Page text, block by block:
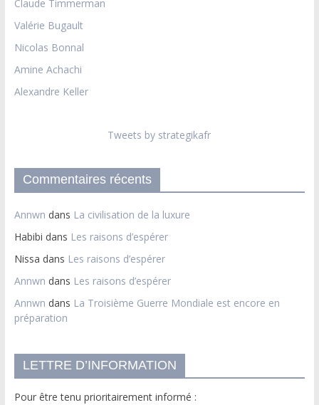
Claude Timmerman
Valérie Bugault
Nicolas Bonnal
Amine Achachi
Alexandre Keller
Tweets by strategikafr
Commentaires récents
Annwn dans La civilisation de la luxure
Habibi dans Les raisons d’espérer
Nissa dans Les raisons d’espérer
Annwn dans Les raisons d’espérer
Annwn dans La Troisième Guerre Mondiale est encore en
préparation
LETTRE D’INFORMATION
Pour être tenu prioritairement informé :